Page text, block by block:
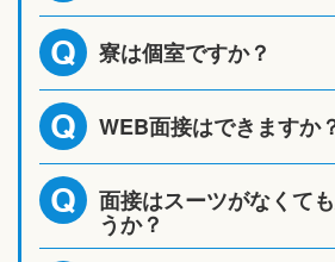
Q 寮は個室ですか？
Q WEB面接はできますか
Q 面接はスーツがなくて
うか？